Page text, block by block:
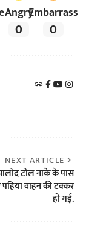
Angry
0
Embarrass
0
NEXT ARTICLE
टोल नाके के पास
वाहन की टक्कर
हो गई.